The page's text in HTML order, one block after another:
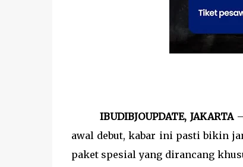
IBUDIBJOUPDATE, JAKARTA ­ –
awal debut, kabar ini pasti bikin
paket spesial yang dirancang